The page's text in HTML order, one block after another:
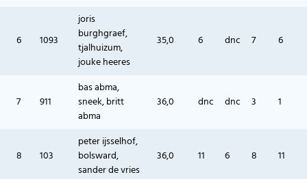
6 1093
joris
burghgraef,
tjalhuizum,
jouke heeres
35,0 6 dnc 7 6
7 911
bas abma,
sneek, britt
abma
36,0 dnc dnc 3 1
8 103
peter ijsselhof,
bolsward,
sander de vries
36,0 11 6 8 11